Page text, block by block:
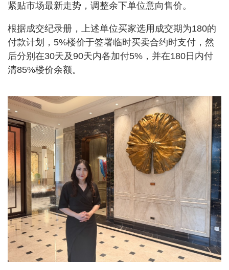
紧贴市场最新走势，调整余下单位意向售价。
根据成交纪录册，上述单位买家选用成交期为180的
付款计划，5%楼价于签署临时买卖合约时支付，然
后分别在30天及90天内各加付5%，并在180日内付
清85%楼价余额。